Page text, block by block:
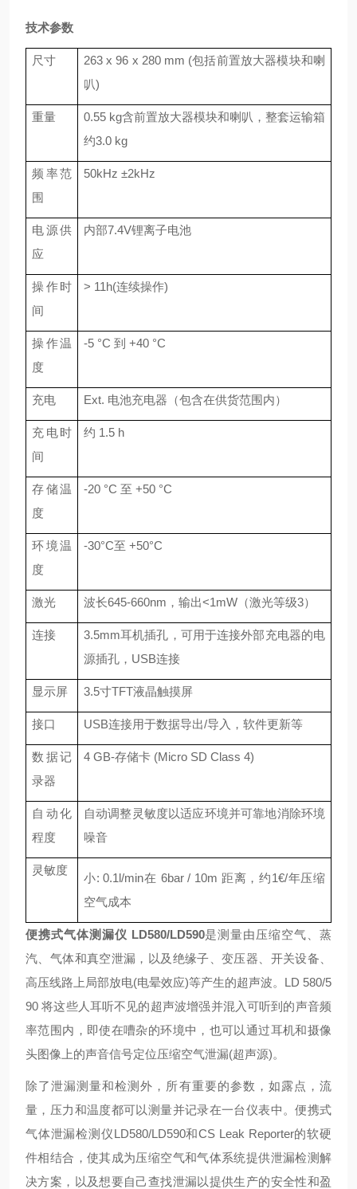
技术参数
尺寸
263 x 96 x 280 mm (包括前置放大器模块和喇
叭)
重量
0.55 kg含前置放大器模块和喇叭，整套运输箱
约3.0 kg
频率范
围
50kHz ±2kHz
电源供
应
内部7.4V锂离子电池
操作时
间
> 11h(连续操作)
操作温
度
-5 °C 到 +40 °C
充电 Ext. 电池充电器（包含在供货范围内）
充电时
间
约 1.5 h
存储温
度
-20 °C 至 +50 °C
环境温
度
-30°C至 +50°C
激光 波长645-660nm，输出<1mW（激光等级3）
连接
3.5mm耳机插孔，可用于连接外部充电器的电
源插孔，USB连接
显示屏 3.5寸TFT液晶触摸屏
接口 USB连接用于数据导出/导入，软件更新等
数据记
录器
4 GB-存储卡 (Micro SD Class 4)
自动化
程度
自动调整灵敏度以适应环境并可靠地消除环境
噪音
灵敏度
小: 0.1l/min在 6bar / 10m 距离，约1€/年压缩
空气成本
便携式气体测漏仪 LD580/LD590是测量由压缩空气、蒸
汽、气体和真空泄漏，以及绝缘子、变压器、开关设备、
高压线路上局部放电(电晕效应)等产生的超声波。LD 580/5
90 将这些人耳听不见的超声波增强并混入可听到的声音频
率范围内，即使在嘈杂的环境中，也可以通过耳机和摄像
头图像上的声音信号定位压缩空气泄漏(超声源)。
除了泄漏测量和检测外，所有重要的参数，如露点，流
量，压力和温度都可以测量并记录在一台仪表中。便携式
气体泄漏检测仪LD580/LD590和CS Leak Reporter的软硬
件相结合，使其成为压缩空气和气体系统提供泄漏检测解
决方案，以及想要自己查找泄漏以提供生产的安全性和盈